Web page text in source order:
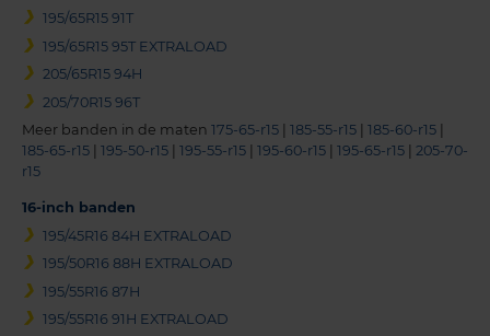
195/65R15 91T
195/65R15 95T EXTRALOAD
205/65R15 94H
205/70R15 96T
Meer banden in de maten 175-65-r15 185-55-r15 185-60-r15
185-65-r15
195-50-r15 195-55-r15 195-60-r15 195-65-r15
205-70-
r15
16-inch banden
195/45R16 84H EXTRALOAD
195/50R16 88H EXTRALOAD
195/55R16 87H
195/55R16 91H EXTRALOAD